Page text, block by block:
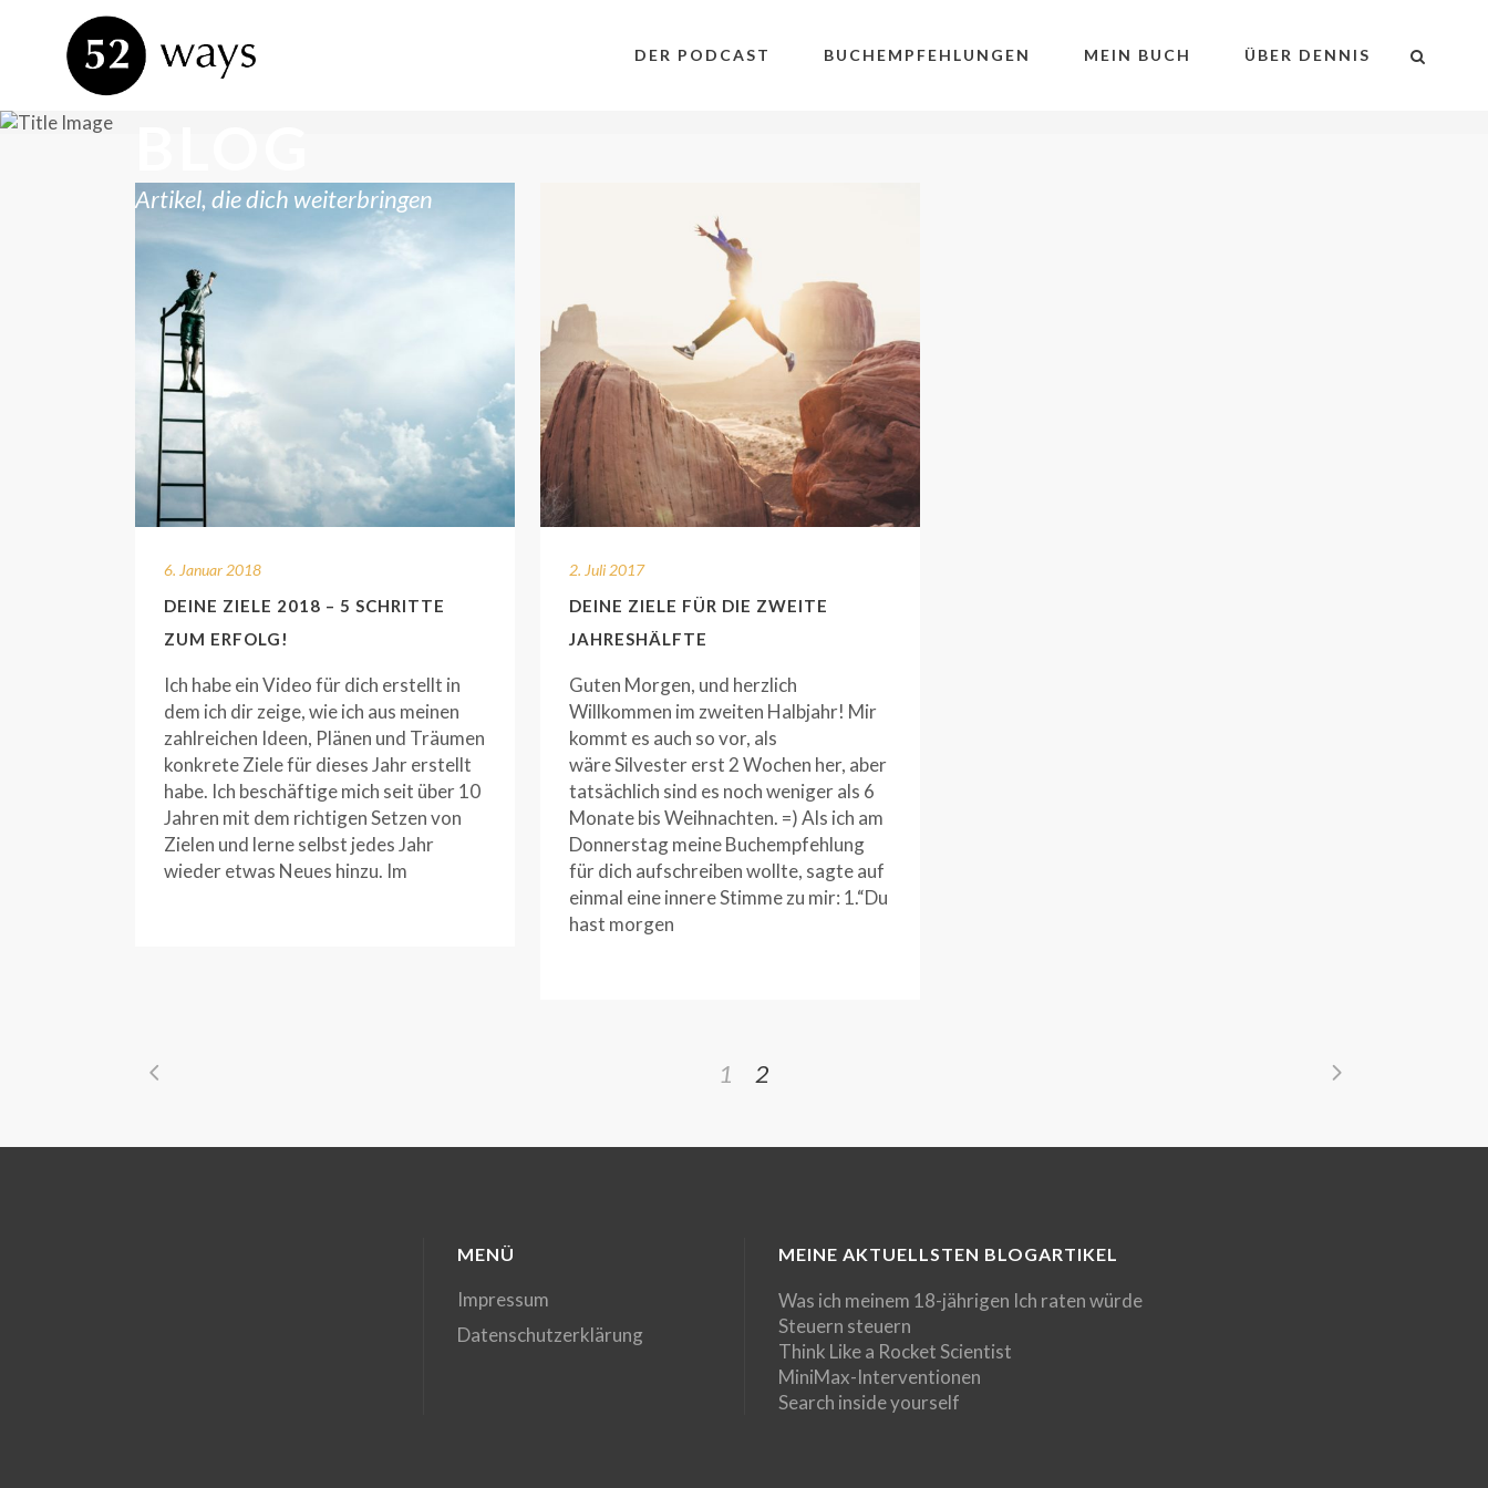
DER PODCAST BUCHEMPFEHLUNGEN MEIN BUCH ÜBER DENNIS
Artikel, die dich weiterbringen
6. Januar 2018
DEINE ZIELE 2018 – 5 SCHRITTE
ZUM ERFOLG!
Ich habe ein Video für dich erstellt in
dem ich dir zeige, wie ich aus meinen
zahlreichen Ideen, Plänen und Träumen
konkrete Ziele für dieses Jahr erstellt
habe. Ich beschäftige mich seit über 10
Jahren mit dem richtigen Setzen von
Zielen und lerne selbst jedes Jahr
wieder etwas Neues hinzu. Im
2. Juli 2017
DEINE ZIELE FÜR DIE ZWEITE
JAHRESHÄLFTE
Guten Morgen, und herzlich
Willkommen im zweiten Halbjahr! Mir
kommt es auch so vor, als
wäre Silvester erst 2 Wochen her, aber
tatsächlich sind es noch weniger als 6
Monate bis Weihnachten. =) Als ich am
Donnerstag meine Buchempfehlung
für dich aufschreiben wollte, sagte auf
einmal eine innere Stimme zu mir: 1.“Du
hast morgen
1 2
MENÜ
Impressum
Datenschutzerklärung
MEINE AKTUELLSTEN BLOGARTIKEL
Was ich meinem 18-jährigen Ich raten würde
Steuern steuern
Think Like a Rocket Scientist
MiniMax-Interventionen
Search inside yourself